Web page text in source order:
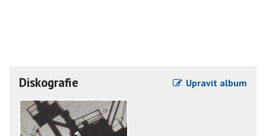
Diskografie Upravit album